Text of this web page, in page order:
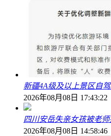
新疆4A级及以上景区自
2026年08月08日 17:43:22
四川安岳失亲女孩被老
2026年08月08日 14:58:46